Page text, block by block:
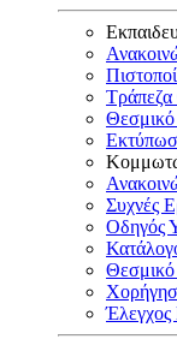
Θεσμικό
Συχνές
Οδηγός
Θεσμικό